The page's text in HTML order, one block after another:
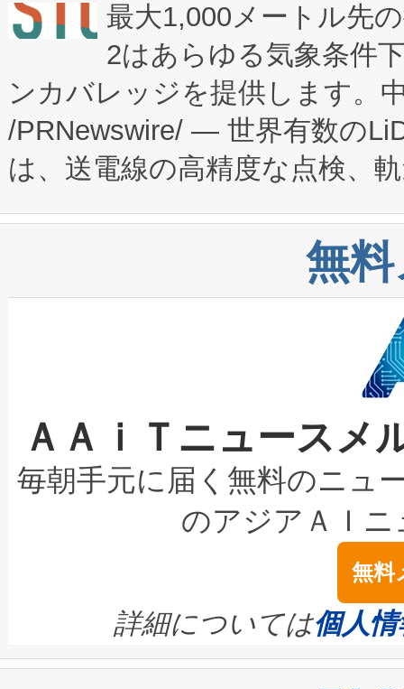
患者にとっての費用負担を大
のアクセスを大幅に拡大する
Fully-Connected Continuous
プログラムには、施設設計・
に関する技術移転および知的
構造化トレーニングカリキュ
上げおよび商用化段階におけ
設備整備および立ち上げ調整
加組織は、Enzeneのバイオ
選定された製品について、自
取得できる可能性もあります
設には、3億～4億ドルかか
最高経営責任者（CEO）であ
す。「当社のfully-connected
ームを利用すれば、6,000万
きます。この効率性は、フェ
President原信平）と、エンタ
ードするVoltaiqは、日本にあ
ーエネルギー貯蔵システム（
た。 Voltaiq独自のAI搭載プラ
定、統合、導入、運用に至る
安全性を追跡し、確保する事
増加しているデータセンター
る電力網に大きな負担をかけ
事業者の負担軽減という課題
系統連系を迅速にし、ピーク
限を超えて利用可能な電力容
持できるよう貢献します。こ
ービスレベル契約（SLA）違
テリー性能の劣化によるダウ
念は、現在データセンターが
ます。 Voltaiq provides a
quality and reliability for AI
BESS stack to ensure battery
最大1,000メートル先
2はあらゆる気象条件
ンカバレッジを提供します。
/PRNewswire/ — 世界有数の
は、送電線の高精度な点検、
や穀物倉庫におけるバルク材
リューション「Avia 2」を発
したAvia 2は、1,000メート
狭視野のFOVを切り替えるこ
ケーブル、枝などの細かな対
なレーザースポットにより、
な環境下でも豊かなディテー
キロメートル範囲を検出
LiDAR for Inspections,
は1535 nmレーザーを搭載。
イズの小径化を実現すること
す。ノーマルモードでは、
ートル先まで検出でき、これ
無
ＡＡｉＴニュース
毎朝手元に届く無料のニュ
のアジアＡＩ
無料
詳細については個人